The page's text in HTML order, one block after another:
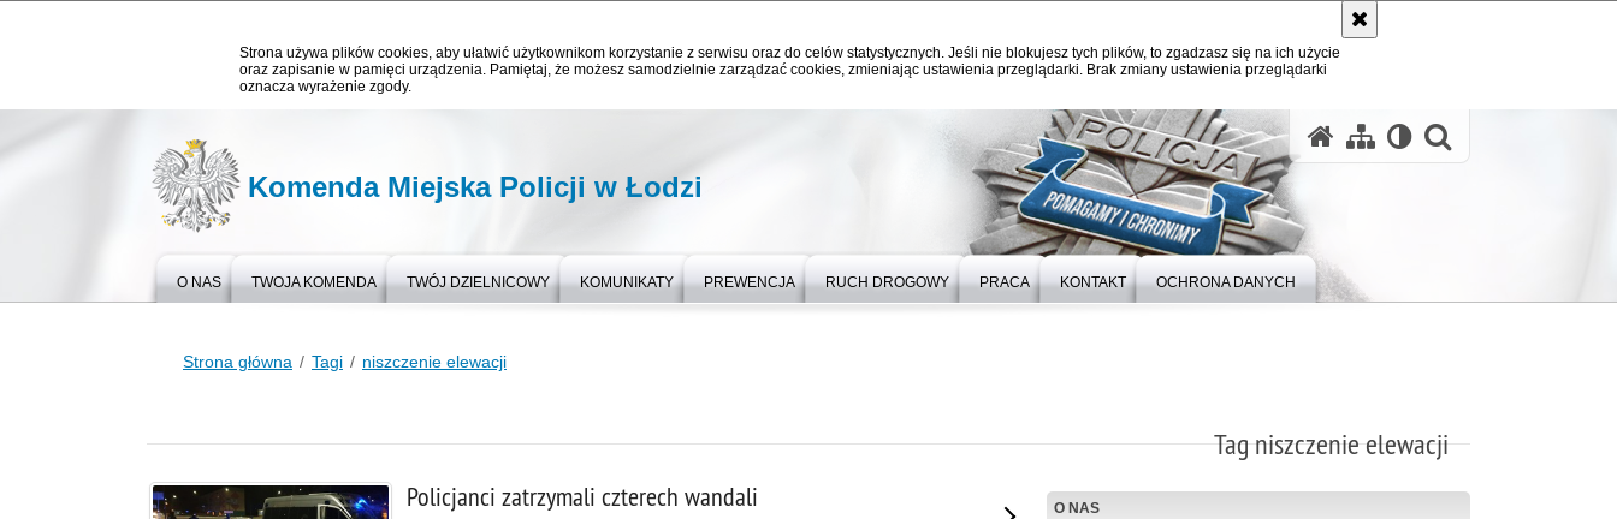
Strona używa plików cookies, aby ułatwić użytkownikom korzystanie z serwisu oraz do celów statystycznych. Jeśli nie blokujesz tych plików, to zgadzasz się na ich użycie
oraz zapisanie w pamięci urządzenia. Pamiętaj, że możesz samodzielnie zarządzać cookies, zmieniając ustawienia przeglądarki. Brak zmiany ustawienia przeglądarki
oznacza wyrażenie zgody.
Komenda Miejska Policji w Łodzi
O NAS TWOJA KOMENDA TWÓJ DZIELNICOWY KOMUNIKATY PREWENCJA RUCH DROGOWY PRACA KONTAKT OCHRONA DANYCH
Strona główna Tagi niszczenie elewacji
Tag niszczenie elewacji
O NAS
Policjanci zatrzymali czterech wandali